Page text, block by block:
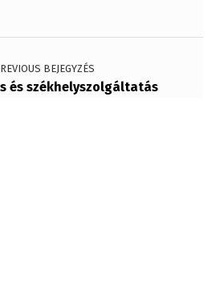
BEJEGYZÉS
és székhelyszolgáltatás